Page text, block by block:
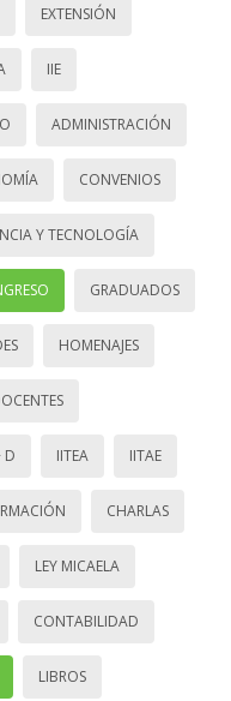
EXTENSIÓN
IIE
ADMINISTRACIÓN
CONVENIOS
Y TECNOLOGÍA
GRADUADOS
HOMENAJES
D IITEA IITAE
CHARLAS
LEY MICAELA
CONTABILIDAD
LIBROS